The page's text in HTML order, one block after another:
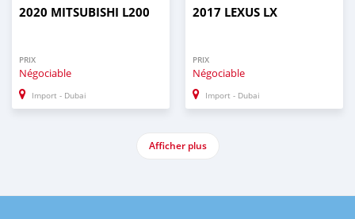
2020 MITSUBISHI L200
PRIX
Négociable
Import - Dubai
2017 LEXUS LX
PRIX
Négociable
Import - Dubai
Afficher plus